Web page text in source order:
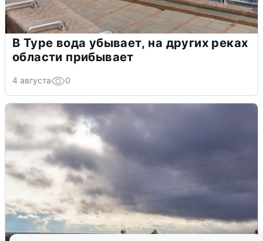
В Туре вода убывает, на других реках
области прибывает
4 августа 0